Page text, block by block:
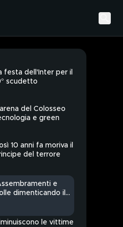
festa dell'Inter per il
scudetto
del Colosseo
e green
10 anni fa moriva il
del terrore
e
dimenticando il
le vittime